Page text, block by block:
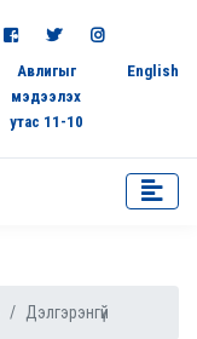
Авлигыг
мэдээлэх
утас 11-10
English
Дэлгэрэнгүй